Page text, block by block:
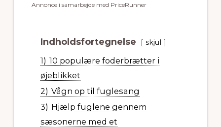
Annonce i samarbejde med PriceRunner
Indholdsfortegnelse skjul
1) 10 populære foderbrætter i
øjeblikket
2) Vågn op til fuglesang
3) Hjælp fuglene gennem
sæsonerne med et